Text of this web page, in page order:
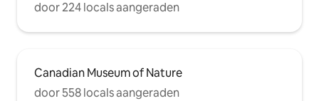
door 224 locals aangeraden
Canadian Museum of Nature
door 558 locals aangeraden